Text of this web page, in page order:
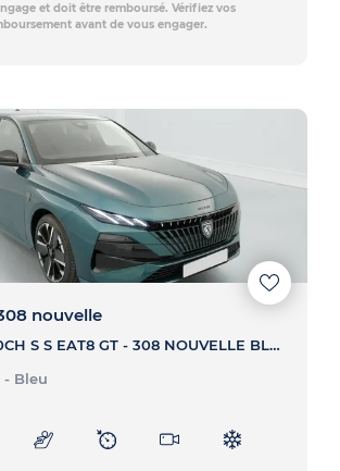
et doit être remboursé. Vérifiez vos
avant de vous engager.
nouvelle
BLUEHDI 130CH S S EAT8 GT - 308 NOUVELLE BLUEHDI 130CH S S EAT8 GT
- Bleu